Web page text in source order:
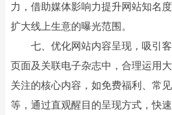
力，借助媒体影响力提升网站知名
扩大线上生意的曝光范围。​
七、优化网站内容呈现，吸引客
页面及关联电子杂志中，合理运用
关注的核心内容，如免费福利、常
等，通过直观醒目的呈现方式，快